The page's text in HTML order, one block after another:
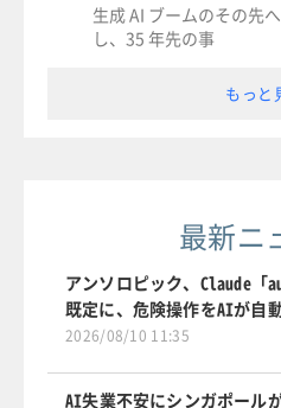
生成 AI ブームのその先
し、35 年先の事
もっと
最新ニ
アンソロピック、Claude「
既定に、危険操作をAIが自
2026/08/10 11:35
AI失業不安にシンガポー